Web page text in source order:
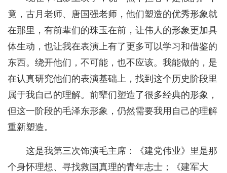
竟，古月老师、唐国强老师，他们塑造的优秀形象就
在那里，有前辈们的珠玉在前，让伟人的形象更加具
体生动，也让我在表演上有了更多可以学习和借鉴的
东西。绕开他们，不可能，也不应该。我能做的，是
在认真研究他们的表演基础上，找到这个历史阶段里
属于我自己的理解。前辈们塑造了很多经典的形象，
但这一阶段的毛泽东形象，仍然需要我用自己的理解
重新塑造。
这是我第三次饰演毛主席：《建党伟业》里是那
个身怀理想、寻找救国真理的青年志士；《建军大